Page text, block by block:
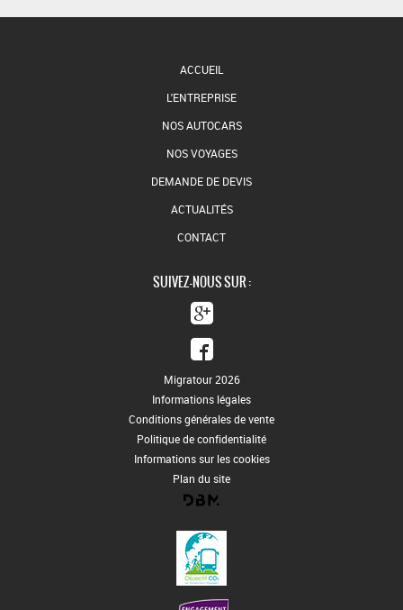
ACCUEIL
L'ENTREPRISE
NOS AUTOCARS
NOS VOYAGES
DEMANDE DE DEVIS
ACTUALITÉS
CONTACT
SUIVEZ-NOUS SUR :
Migratour 2026
Informations légales
Conditions générales de vente
Politique de confidentialité
Informations sur les cookies
Plan du site